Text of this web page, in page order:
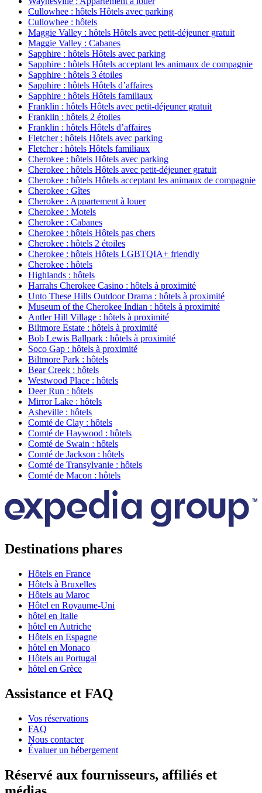
Cullowhee : hôtels Hôtels avec parking
Cullowhee : hôtels
Maggie Valley : hôtels Hôtels avec petit-déjeuner gratuit
Maggie Valley : Cabanes
Sapphire : hôtels Hôtels avec parking
Sapphire : hôtels Hôtels acceptant les animaux de compagnie
Sapphire : hôtels 3 étoiles
Sapphire : hôtels Hôtels d’affaires
Sapphire : hôtels Hôtels familiaux
Franklin : hôtels Hôtels avec petit-déjeuner gratuit
Franklin : hôtels 2 étoiles
Franklin : hôtels Hôtels d’affaires
Fletcher : hôtels Hôtels avec parking
Fletcher : hôtels Hôtels familiaux
Cherokee : hôtels Hôtels avec parking
Cherokee : hôtels Hôtels avec petit-déjeuner gratuit
Cherokee : hôtels Hôtels acceptant les animaux de compagnie
Cherokee : Gîtes
Cherokee : Appartement à louer
Cherokee : Motels
Cherokee : Cabanes
Cherokee : hôtels Hôtels pas chers
Cherokee : hôtels 2 étoiles
Cherokee : hôtels Hôtels LGBTQIA+ friendly
Cherokee : hôtels
Highlands : hôtels
Harrahs Cherokee Casino : hôtels à proximité
Unto These Hills Outdoor Drama : hôtels à proximité
Museum of the Cherokee Indian : hôtels à proximité
Antler Hill Village : hôtels à proximité
Biltmore Estate : hôtels à proximité
Bob Lewis Ballpark : hôtels à proximité
Soco Gap : hôtels à proximité
Biltmore Park : hôtels
Bear Creek : hôtels
Westwood Place : hôtels
Deer Run : hôtels
Mirror Lake : hôtels
Asheville : hôtels
Comté de Clay : hôtels
Comté de Haywood : hôtels
Comté de Swain : hôtels
Comté de Jackson : hôtels
Comté de Transylvanie : hôtels
Comté de Macon : hôtels
Destinations phares
Hôtels en France
Hôtels à Bruxelles
Hôtels au Maroc
Hôtel en Royaume-Uni
hôtel en Italie
hôtel en Autriche
Hôtels en Espagne
hôtel en Monaco
Hôtels au Portugal
hôtel en Grèce
Assistance et FAQ
Vos réservations
FAQ
Nous contacter
Évaluer un hébergement
Réservé aux fournisseurs, affiliés et